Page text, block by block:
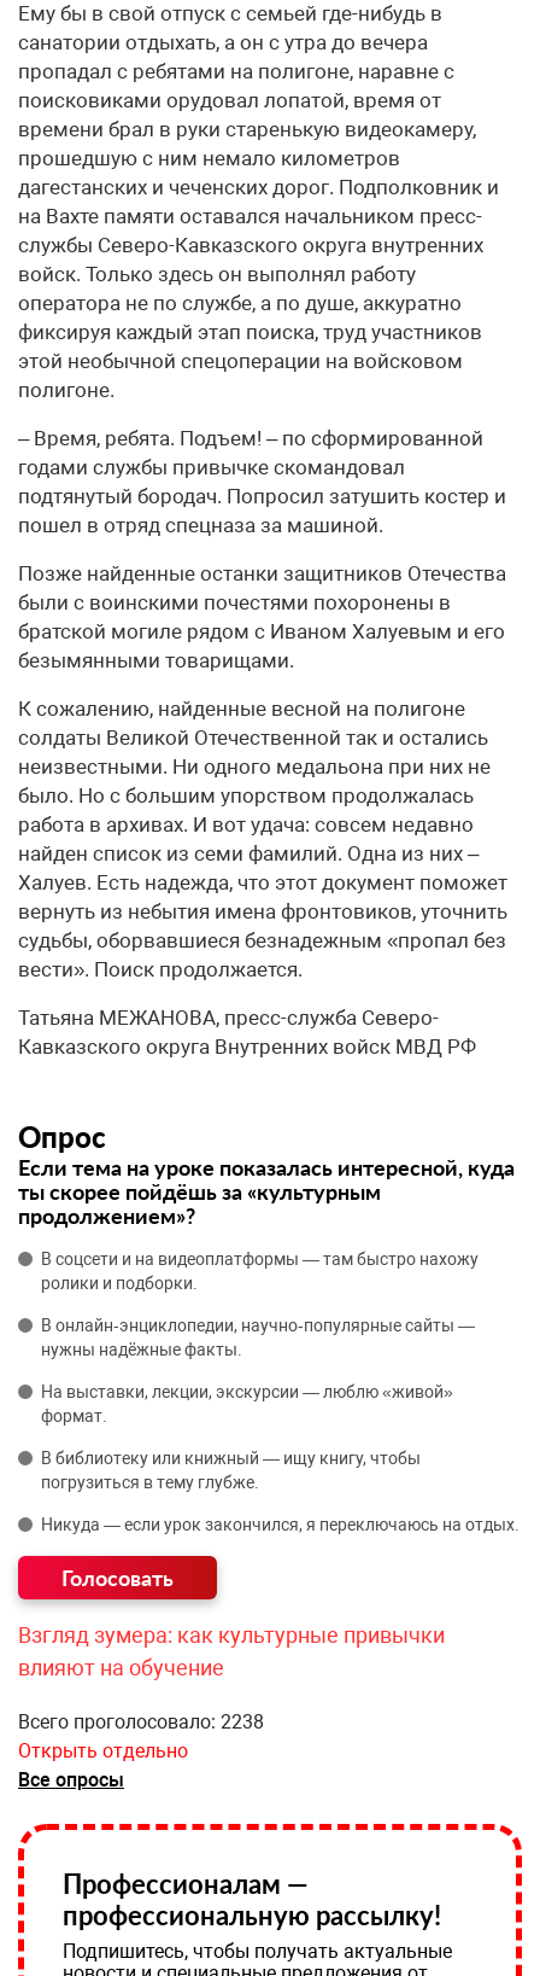
Ему бы в свой отпуск с семьей где-нибудь в
санатории отдыхать, а он с утра до вечера
пропадал с ребятами на полигоне, наравне с
поисковиками орудовал лопатой, время от
времени брал в руки старенькую видеокамеру,
прошедшую с ним немало километров
дагестанских и чеченских дорог. Подполковник и
на Вахте памяти оставался начальником пресс-
службы Северо-Кавказского округа внутренних
войск. Только здесь он выполнял работу
оператора не по службе, а по душе, аккуратно
фиксируя каждый этап поиска, труд участников
этой необычной спецоперации на войсковом
полигоне.
– Время, ребята. Подъем! – по сформированной
годами службы привычке скомандовал
подтянутый бородач. Попросил затушить костер и
пошел в отряд спецназа за машиной.
Позже найденные останки защитников Отечества
были с воинскими почестями похоронены в
братской могиле рядом с Иваном Халуевым и его
безымянными товарищами.
К сожалению, найденные весной на полигоне
солдаты Великой Отечественной так и остались
неизвестными. Ни одного медальона при них не
было. Но с большим упорством продолжалась
работа в архивах. И вот удача: совсем недавно
найден список из семи фамилий. Одна из них –
Халуев. Есть надежда, что этот документ поможет
вернуть из небытия имена фронтовиков, уточнить
судьбы, оборвавшиеся безнадежным «пропал без
вести». Поиск продолжается.
Татьяна МЕЖАНОВА, пресс-служба Северо-
Кавказского округа Внутренних войск МВД РФ
Опрос
Если тема на уроке показалась интересной, куда
ты скорее пойдёшь за «культурным
продолжением»?
В соцсети и на видеоплатформы — там быстро нахожу
ролики и подборки.
В онлайн‑энциклопедии, научно‑популярные сайты —
нужны надёжные факты.
На выставки, лекции, экскурсии — люблю «живой»
формат.
В библиотеку или книжный — ищу книгу, чтобы
погрузиться в тему глубже.
Никуда — если урок закончился, я переключаюсь на отдых.
Взгляд зумера: как культурные привычки
влияют на обучение
Всего проголосовало: 2238
Открыть отдельно
Все опросы
Профессионалам —
профессиональную рассылку!
Подпишитесь, чтобы получать актуальные